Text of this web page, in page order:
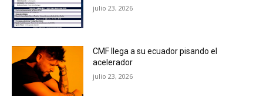
julio 23, 2026
CMF llega a su ecuador pisando el
acelerador
julio 23, 2026